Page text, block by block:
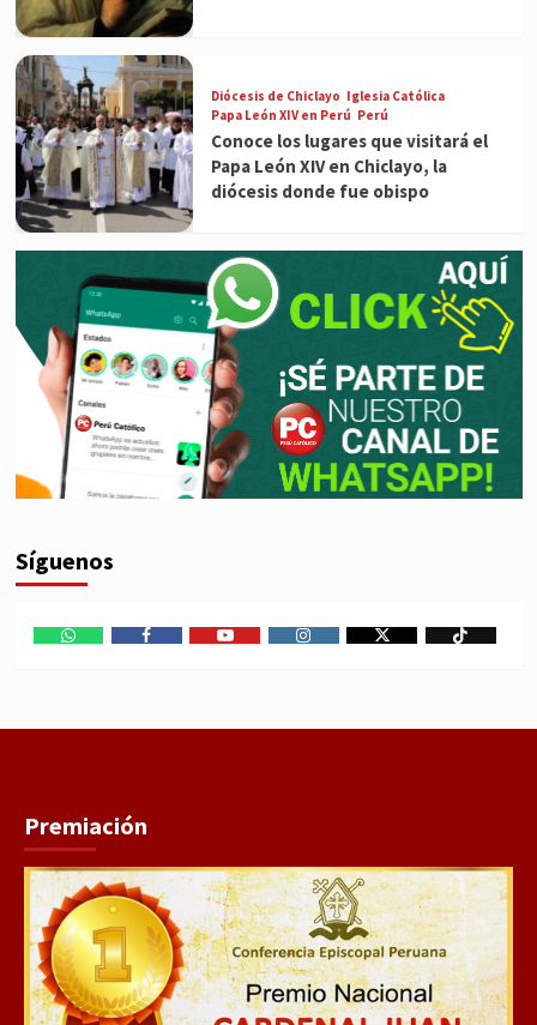
Diócesis de Chiclayo Iglesia Católica
Papa León XIV en Perú Perú
Conoce los lugares que visitará el
Papa León XIV en Chiclayo, la
diócesis donde fue obispo
Síguenos
Premiación